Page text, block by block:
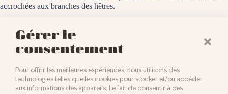
Gérer le
consentement
Pour offrir les meilleures expériences, nous utilisons des
technologies telles que les cookies pour stocker et/ou accéder
aux informations des appareils. Le fait de consentir à ces
accrochées aux branches des hêtres.